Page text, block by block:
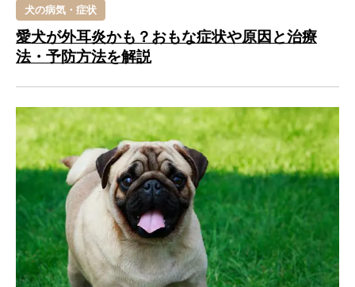
犬の病気・症状
愛犬が外耳炎かも？おもな症状や原因と治療
法・予防方法を解説